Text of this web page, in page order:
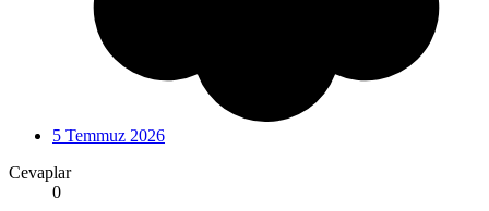
5 Temmuz 2026
Cevaplar
0